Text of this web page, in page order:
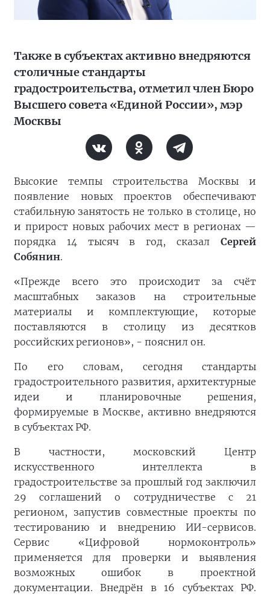
Также в субъектах активно внедряются
столичные стандарты
градостроительства, отметил член Бюро
Высшего совета «Единой России», мэр
Москвы
Высокие темпы строительства Москвы и
появление новых проектов обеспечивают
стабильную занятость не только в столице, но
и прирост новых рабочих мест в регионах —
порядка 14 тысяч в год, сказал Сергей
Собянин.
«Прежде всего это происходит за счёт
масштабных заказов на строительные
материалы и комплектующие, которые
поставляются в столицу из десятков
российских регионов», - пояснил он.
По его словам, сегодня стандарты
градостроительного развития, архитектурные
идеи и планировочные решения,
формируемые в Москве, активно внедряются
в субъектах РФ.
В частности, московский Центр
искусственного интеллекта в
градостроительстве за прошлый год заключил
29 соглашений о сотрудничестве с 21
регионом, запустив совместные проекты по
тестированию и внедрению ИИ-сервисов.
Сервис «Цифровой нормоконтроль»
применяется для проверки и выявления
возможных ошибок в проектной
документации. Внедрён в 16 субъектах РФ.